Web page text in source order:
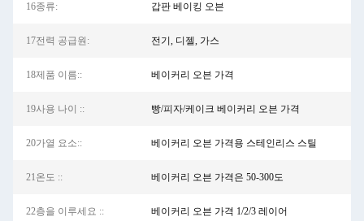
16종류: 갑판 베이킹 오븐
17전력 공급원: 전기, 디젤, 가스
18제품 이름:: 베이커리 오븐 가격
19사용 나이 :: 빵/피자/케이크 베이커리 오븐 가격
20가열 요소:: 베이커리 오븐 가격용 스테인리스 스틸
21온도 :: 베이커리 오븐 가격은 50-300도
22층을 이루세요 :: 베이커리 오븐 가격 1/2/3 레이어